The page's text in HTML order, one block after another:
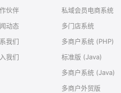
伙伴
动态
我们
我们
私域会员电商系统
多门店系统
多商户系统 (PHP)
标准版 (Java)
多商户系统 (Java)
多商户外贸版